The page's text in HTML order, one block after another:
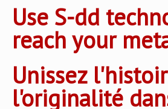
Use S-dd
reach your
Unissez
l'originalité